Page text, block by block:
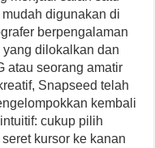
digunakan di
berpengalaman
dilokalkan dan
atau seorang amatir
Snapseed telah
kembali
cukup pilih
kursor ke kanan